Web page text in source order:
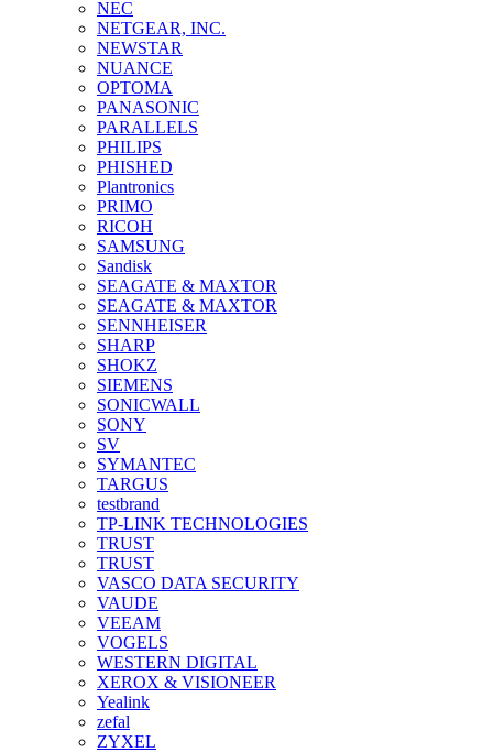
NEC
NETGEAR, INC.
NEWSTAR
NUANCE
OPTOMA
PANASONIC
PARALLELS
PHILIPS
PHISHED
Plantronics
PRIMO
RICOH
SAMSUNG
Sandisk
SEAGATE & MAXTOR
SEAGATE & MAXTOR
SENNHEISER
SHARP
SHOKZ
SIEMENS
SONICWALL
SONY
SV
SYMANTEC
TARGUS
testbrand
TP-LINK TECHNOLOGIES
TRUST
TRUST
VASCO DATA SECURITY
VAUDE
VEEAM
VOGELS
WESTERN DIGITAL
XEROX & VISIONEER
Yealink
zefal
ZYXEL